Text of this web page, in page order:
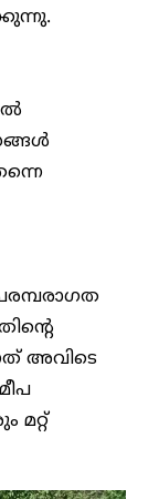
അവിടെ
മറ്റ്